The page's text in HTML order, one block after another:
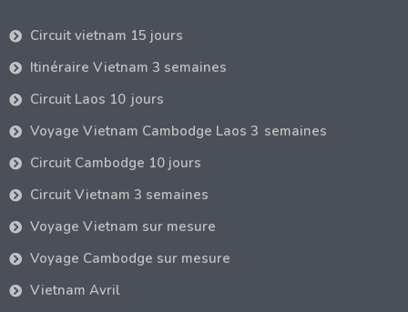
Circuit vietnam 15 jours
Itinéraire Vietnam 3 semaines
Circuit Laos 10 jours
Voyage Vietnam Cambodge Laos 3 semaines
Circuit Cambodge 10 jours
Circuit Vietnam 3 semaines
Voyage Vietnam sur mesure
Voyage Cambodge sur mesure
Vietnam Avril